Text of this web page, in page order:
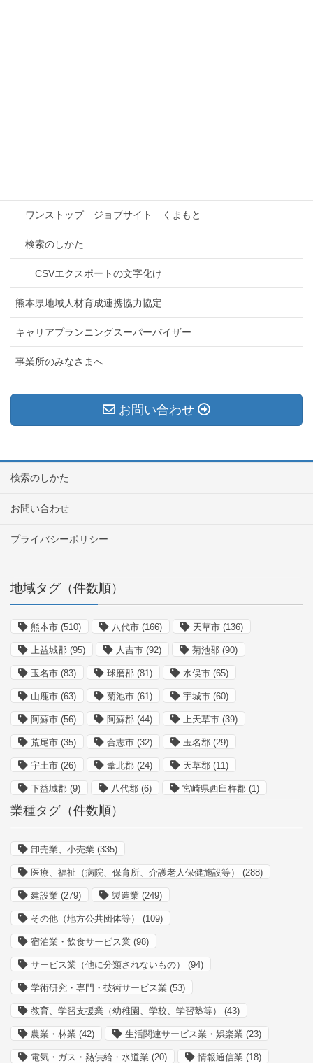
ワンストップ ジョブサイト くまもと
検索のしかた
CSVエクスポートの文字化け
熊本県地域人材育成連携協力協定
キャリアプランニングスーパーバイザー
事業所のみなさまへ
お問い合わせ
検索のしかた
お問い合わせ
プライバシーポリシー
地域タグ（件数順）
熊本市 (510) 八代市 (166) 天草市 (136)
上益城郡 (95) 人吉市 (92) 菊池郡 (90)
玉名市 (83) 球磨郡 (81) 水俣市 (65)
山鹿市 (63) 菊池市 (61) 宇城市 (60)
阿蘇市 (56) 阿蘇郡 (44) 上天草市 (39)
荒尾市 (35) 合志市 (32) 玉名郡 (29)
宇土市 (26) 葦北郡 (24) 天草郡 (11)
下益城郡 (9) 八代郡 (6) 宮崎県西臼杵郡 (1)
業種タグ（件数順）
卸売業、小売業 (335)
医療、福祉（病院、保育所、介護老人保健施設等） (288)
建設業 (279) 製造業 (249)
その他（地方公共団体等） (109)
宿泊業・飲食サービス業 (98)
サービス業（他に分類されないもの） (94)
学術研究・専門・技術サービス業 (53)
教育、学習支援業（幼稚園、学校、学習塾等） (43)
農業・林業 (42) 生活関連サービス業・娯楽業 (23)
電気・ガス・熱供給・水道業 (20) 情報通信業 (18)